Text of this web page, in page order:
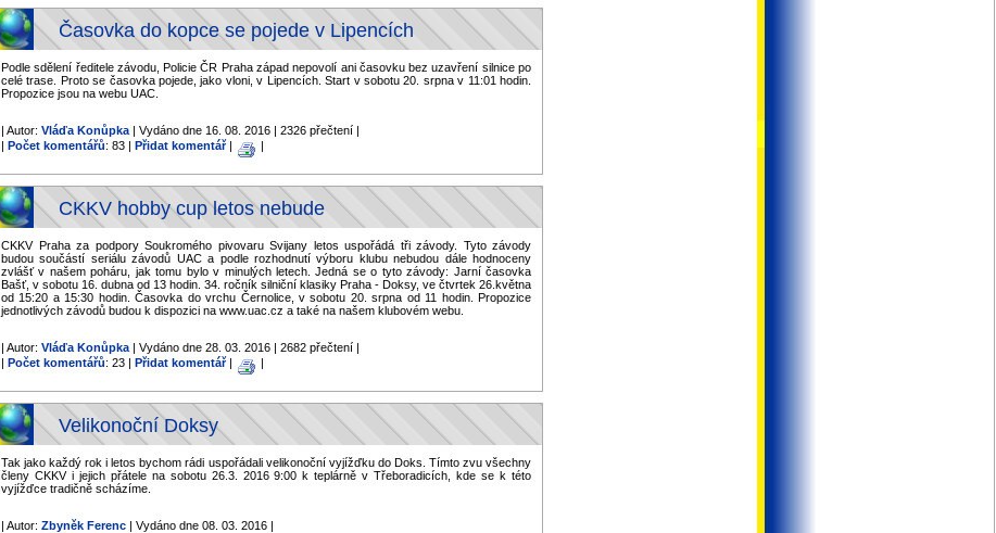
Časovka do kopce se pojede v Lipencích
Podle sdělení ředitele závodu, Policie ČR Praha západ nepovolí ani časovku bez uzavření silnice po
celé trase. Proto se časovka pojede, jako vloni, v Lipencích. Start v sobotu 20. srpna v 11:01 hodin.
Propozice jsou na webu UAC.
| Autor: Vláďa Konůpka | Vydáno dne 16. 08. 2016 | 2326 přečtení |
| Počet komentářů: 83 | Přidat komentář| |
CKKV hobby cup letos nebude
CKKV Praha za podpory Soukromého pivovaru Svijany letos uspořádá tři závody. Tyto závody
budou součástí seriálu závodů UAC a podle rozhodnutí výboru klubu nebudou dále hodnoceny
zvlášť v našem poháru, jak tomu bylo v minulých letech. Jedná se o tyto závody: Jarní časovka
Bašť, v sobotu 16. dubna od 13 hodin. 34. ročník silniční klasiky Praha - Doksy, ve čtvrtek 26.května
od 15:20 a 15:30 hodin. Časovka do vrchu Černolice, v sobotu 20. srpna od 11 hodin. Propozice
jednotlivých závodů budou k dispozici na www.uac.cz a také na našem klubovém webu.
| Autor: Vláďa Konůpka | Vydáno dne 28. 03. 2016 | 2682 přečtení |
| Počet komentářů: 23 | Přidat komentář| |
Velikonoční Doksy
Tak jako každý rok i letos bychom rádi uspořádali velikonoční vyjížďku do Doks. Tímto zvu všechny
členy CKKV i jejich přátele na sobotu 26.3. 2016 9:00 k teplárně v Třeboradicích, kde se k této
vyjížďce tradičně scházíme.
| Autor: Zbyněk Ferenc | Vydáno dne 08. 03. 2016 |